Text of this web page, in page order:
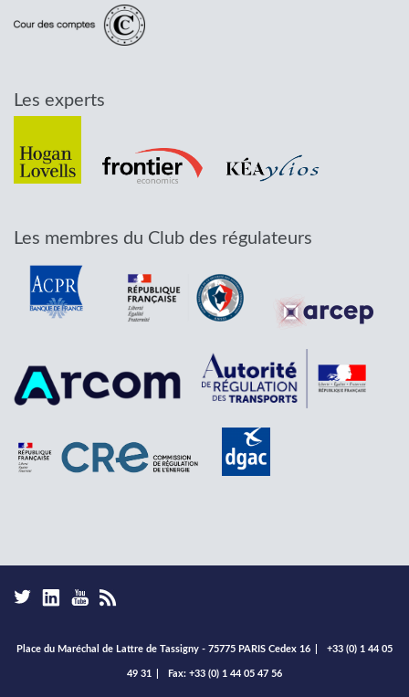
Les experts
Les membres du Club des régulateurs
Place du Maréchal de Lattre de Tassigny - 75775 PARIS Cedex 16 +33 (0) 1 44 05
49 31 Fax: +33 (0) 1 44 05 47 56